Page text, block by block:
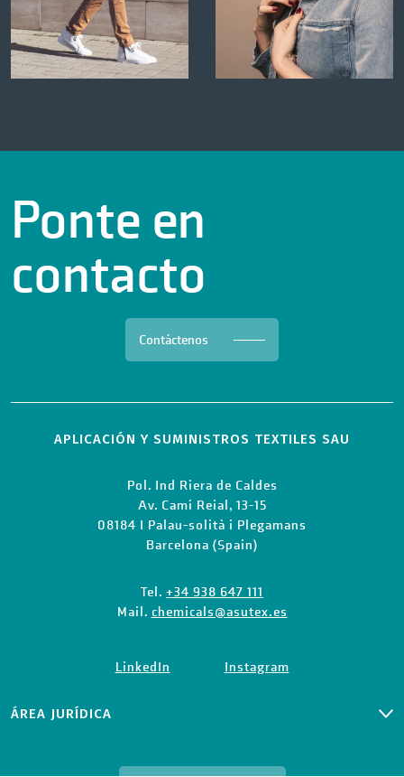
Ponte en
contacto
Contáctenos
APLICACIÓN Y SUMINISTROS TEXTILES SAU
Pol. Ind Riera de Caldes
Av. Camí Reial, 13-15
08184 I Palau-solità i Plegamans
Barcelona (Spain)
Tel. +34 938 647 111
Mail. chemicals@asutex.es
LinkedIn Instagram
ÁREA JURÍDICA
POLÍTICA DE PRIVACIDAD